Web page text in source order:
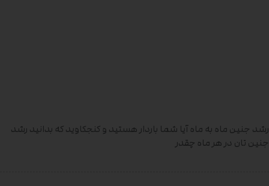
رشد جنین ماه به ماه آیا شما باردار هستید و کنجکاوید که بدانید رشد
جنین تان در هر ماه چقدر